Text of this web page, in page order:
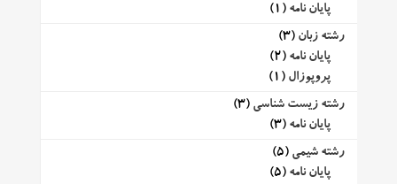
پایان نامه (1)
رشته زبان (3)
پایان نامه (2)
پروپوزال (1)
رشته زیست شناسی (3)
پایان نامه (3)
رشته شیمی (5)
پایان نامه (5)